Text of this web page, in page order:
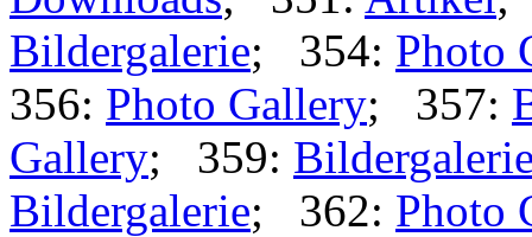
Bildergalerie; 354: Photo
356: Photo Gallery; 357:
Gallery; 359:
Bildergalerie; 362: Photo